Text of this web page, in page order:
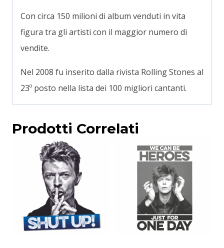
Con circa 150 milioni di album venduti in vita
figura tra gli artisti con il maggior numero di
vendite.
Nel 2008 fu inserito dalla rivista Rolling Stones al
23º posto nella lista dei 100 migliori cantanti.
Prodotti Correlati